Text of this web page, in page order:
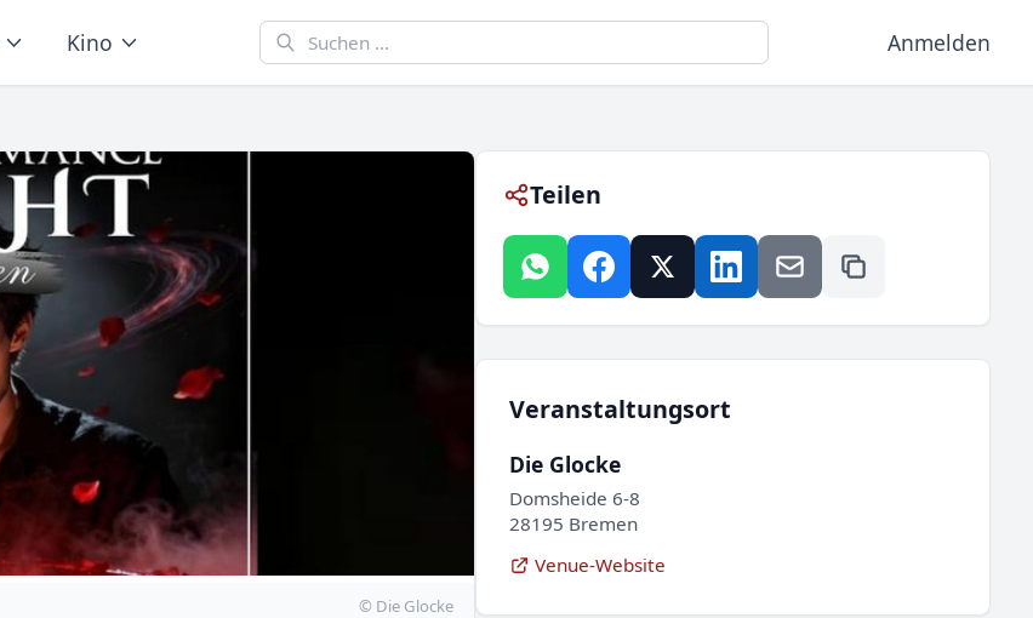
Kino Anmelden
© Die Glocke
Teilen
Veranstaltungsort
Die Glocke
Domsheide 6-8
28195 Bremen
Venue-Website